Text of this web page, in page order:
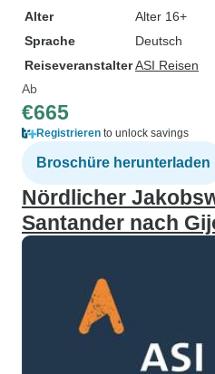
Alter
Alter 16+
Sprache
Deutsch
ReiseveranstalterASI Reisen
Ab
€665
Registrieren to unlock savings
Broschüre herunterladen
Nördlicher
Santander nach